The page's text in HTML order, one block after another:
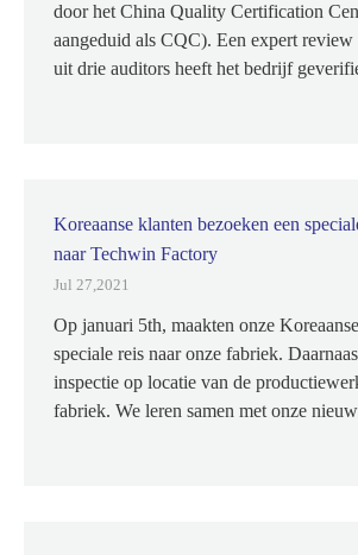
door het China Quality Certification
aangeduid als CQC). Een expert review
uit drie auditors heeft het bedrijf
Koreaanse klanten bezoeken een
naar Techwin Factory
Jul 27,2021
Op januari 5th, maakten onze
speciale reis naar onze fabriek.
inspectie op locatie van de
fabriek. We leren samen met onze